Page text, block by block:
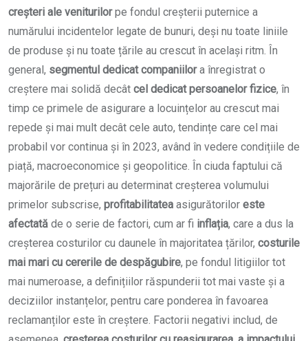
creșteri ale veniturilorpe fondul creșterii puternice a
numărului incidentelor legate de bunuri, deși nu toate liniile
de produse și nu toate țările au crescut în același ritm. În
general, segmentul dedicat companiilora înregistrat o
creștere mai solidă decât cel dedicat persoanelor fizice, în
timp ce primele de asigurare a locuințelor au crescut mai
repede și mai mult decât cele auto, tendințe care cel mai
probabil vor continua și în 2023, având în vedere condițiile de
piață, macroeconomice și geopolitice. În ciuda faptului că
majorările de prețuri au determinat creșterea volumului
primelor subscrise, profitabilitatea asigurătorilor este
afectată de o serie de factori, cum ar fi inflația, care a dus la
creșterea costurilor cu daunele în majoritatea țărilor, costurile
mai mari cu cererile de despăgubire, pe fondul litigiilor tot
mai numeroase, a definițiilor răspunderii tot mai vaste și a
deciziilor instanțelor, pentru care ponderea în favoarea
reclamanților este în creștere. Factorii negativi includ, de